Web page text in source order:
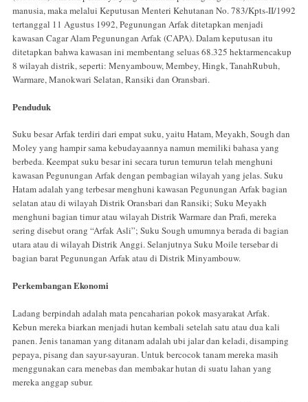
manusia, maka melalui Keputusan Menteri Kehutanan No. 783/Kpts-II/1992
tertanggal 11 Agustus 1992, Pegunungan Arfak ditetapkan menjadi
kawasan Cagar Alam Pegunungan Arfak (CAPA). Dalam keputusan itu
ditetapkan bahwa kawasan ini membentang seluas 68.325 hektarmencakup
8 wilayah distrik, seperti: Menyambouw, Membey, Hingk, TanahRubuh,
Warmare, Manokwari Selatan, Ransiki dan Oransbari.
Penduduk
Suku besar Arfak terdiri dari empat suku, yaitu Hatam, Meyakh, Sough dan
Moley yang hampir sama kebudayaannya namun memiliki bahasa yang
berbeda. Keempat suku besar ini secara turun temurun telah menghuni
kawasan Pegunungan Arfak dengan pembagian wilayah yang jelas. Suku
Hatam adalah yang terbesar menghuni kawasan Pegunungan Arfak bagian
selatan atau di wilayah Distrik Oransbari dan Ransiki; Suku Meyakh
menghuni bagian timur atau wilayah Distrik Warmare dan Prafi, mereka
sering disebut orang “Arfak Asli”; Suku Sough umumnya berada di bagian
utara atau di wilayah Distrik Anggi. Selanjutnya Suku Moile tersebar di
bagian barat Pegunungan Arfak atau di Distrik Minyambouw.
Perkembangan Ekonomi
Ladang berpindah adalah mata pencaharian pokok masyarakat Arfak.
Kebun mereka biarkan menjadi hutan kembali setelah satu atau dua kali
panen. Jenis tanaman yang ditanam adalah ubi jalar dan keladi, disamping
pepaya, pisang dan sayur-sayuran. Untuk bercocok tanam mereka masih
menggunakan cara menebas dan membakar hutan di suatu lahan yang
mereka anggap subur.